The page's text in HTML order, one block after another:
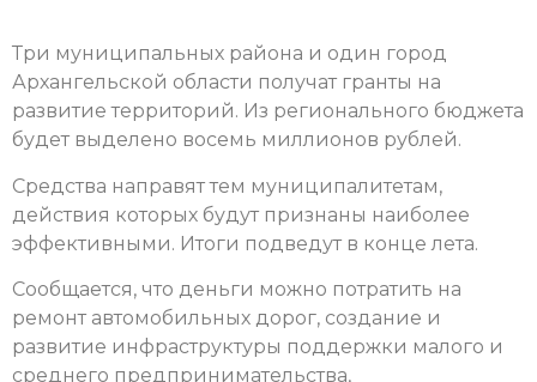
Три муниципальных района и один город
Архангельской области получат гранты на
развитие территорий. Из регионального бюджета
будет выделено восемь миллионов рублей.
Средства направят тем муниципалитетам,
действия которых будут признаны наиболее
эффективными. Итоги подведут в конце лета.
Сообщается, что деньги можно потратить на
ремонт автомобильных дорог, создание и
развитие инфраструктуры поддержки малого и
среднего предпринимательства,